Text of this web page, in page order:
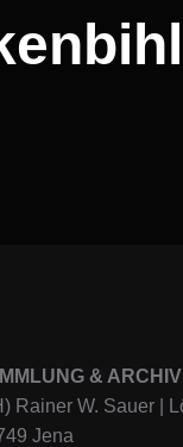
& ARCHIV
Rainer W. Sauer |
Jena